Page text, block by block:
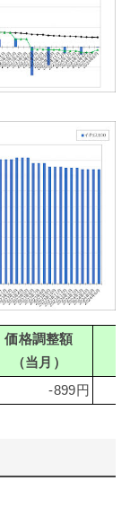
価格調整額
（当月）
-899円